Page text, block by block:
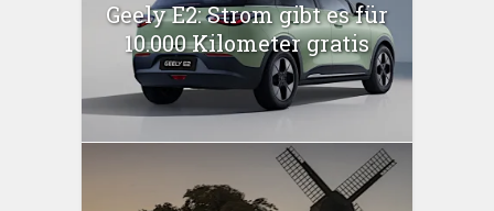
Geely E2: Strom gibt es für
10.000 Kilometer gratis